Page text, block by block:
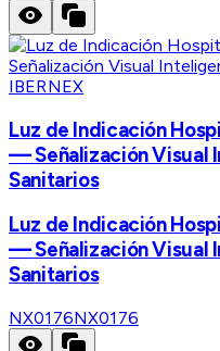
IBERNEX
Luz de Indicación
— Señalización Visual
Sanitarios
Luz de Indicación
— Señalización Visual
Sanitarios
NX0176NX0176